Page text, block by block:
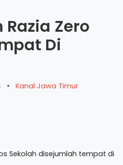
Zero
Di
• Kanal Jawa Timur
Sekolah disejumlah tempat di